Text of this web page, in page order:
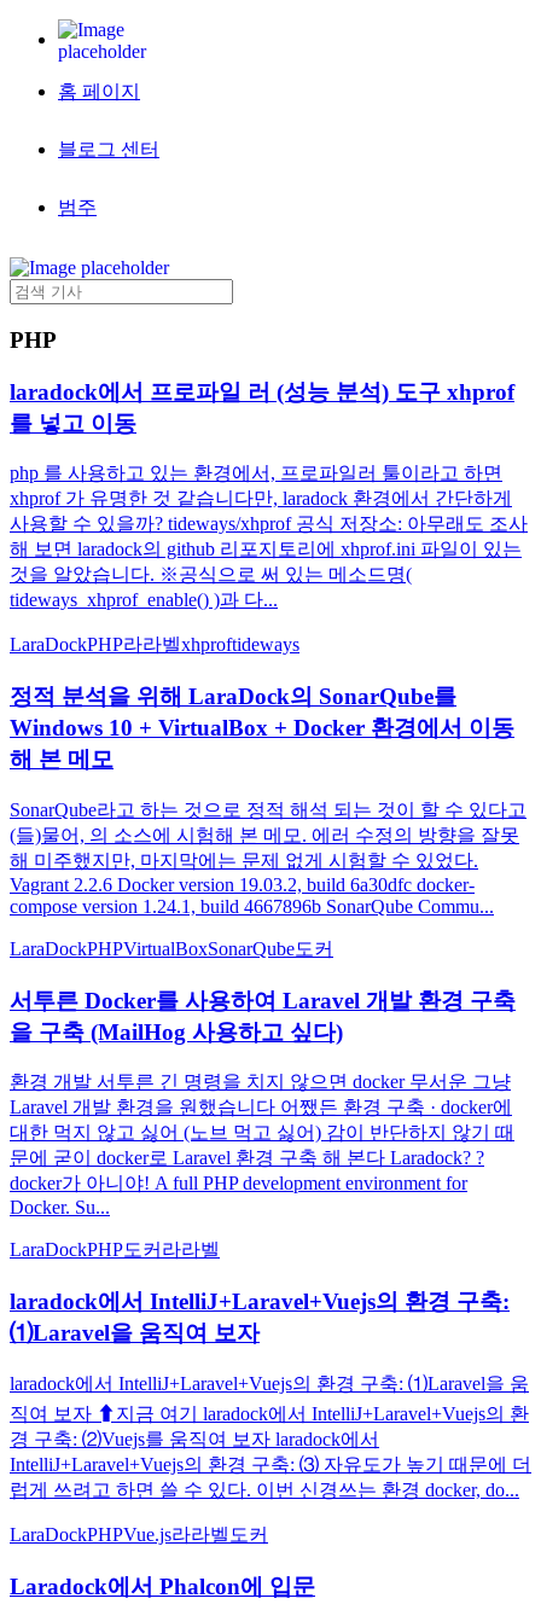
홈 페이지
블로그 센터
범주
PHP
laradock에서 프로파일 러 (성능 분석) 도구 xhprof
를 넣고 이동
php 를 사용하고 있는 환경에서, 프로파일러 툴이라고 하면
xhprof 가 유명한 것 같습니다만, laradock 환경에서 간단하게
사용할 수 있을까? tideways/xhprof 공식 저장소: 아무래도 조사
해 보면 laradock의 github 리포지토리에 xhprof.ini 파일이 있는
것을 알았습니다. ※공식으로 써 있는 메소드명(
tideways_xhprof_enable() )과 다...
LaraDockPHP라라벨xhproftideways
정적 분석을 위해 LaraDock의 SonarQube를
Windows 10 + VirtualBox + Docker 환경에서 이동
해 본 메모
SonarQube라고 하는 것으로 정적 해석 되는 것이 할 수 있다고
(들)물어, 의 소스에 시험해 본 메모. 에러 수정의 방향을 잘못
해 미주했지만, 마지막에는 문제 없게 시험할 수 있었다.
Vagrant 2.2.6 Docker version 19.03.2, build 6a30dfc docker-
compose version 1.24.1, build 4667896b SonarQube Commu...
LaraDockPHPVirtualBoxSonarQube도커
서투른 Docker를 사용하여 Laravel 개발 환경 구축
을 구축 (MailHog 사용하고 싶다)
환경 개발 서투른 긴 명령을 치지 않으면 docker 무서운 그냥
Laravel 개발 환경을 원했습니다 어쨌든 환경 구축 · docker에
대한 먹지 않고 싫어 (노브 먹고 싫어) 감이 반단하지 않기 때
문에 굳이 docker로 Laravel 환경 구축 해 본다 Laradock? ?
docker가 아니야! A full PHP development environment for
Docker. Su...
LaraDockPHP도커 라라벨
laradock에서 IntelliJ+Laravel+Vuejs의 환경 구축:
⑴Laravel을 움직여 보자
laradock에서 IntelliJ+Laravel+Vuejs의 환경 구축: ⑴Laravel을 움
직여 보자 ⬆︎지금 여기 laradock에서 IntelliJ+Laravel+Vuejs의 환
경 구축: ⑵Vuejs를 움직여 보자 laradock에서
IntelliJ+Laravel+Vuejs의 환경 구축: ⑶ 자유도가 높기 때문에 더
럽게 쓰려고 하면 쓸 수 있다. 이번 신경쓰는 환경 docker, do...
LaraDockPHPVue.js라라벨 도커
Laradock에서 Phalcon에 입문